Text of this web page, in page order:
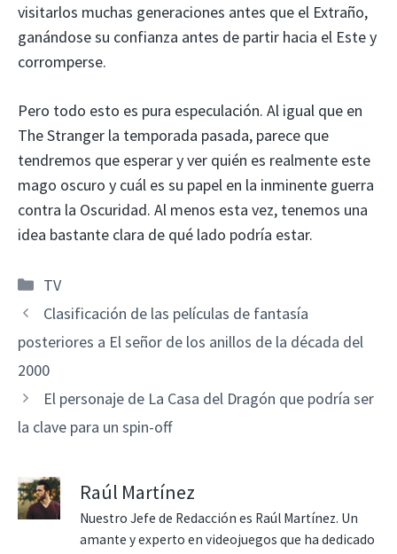
visitarlos muchas generaciones antes que el Extraño,
ganándose su confianza antes de partir hacia el Este y
corromperse.
Pero todo esto es pura especulación. Al igual que en
The Stranger la temporada pasada, parece que
tendremos que esperar y ver quién es realmente este
mago oscuro y cuál es su papel en la inminente guerra
contra la Oscuridad. Al menos esta vez, tenemos una
idea bastante clara de qué lado podría estar.
Categorías
TV
Clasificación de las películas de fantasía
posteriores a El señor de los anillos de la década del
2000
El personaje de La Casa del Dragón que podría ser
la clave para un spin-off
Raúl Martínez
Nuestro Jefe de Redacción es Raúl Martínez. Un
amante y experto en videojuegos que ha dedicado